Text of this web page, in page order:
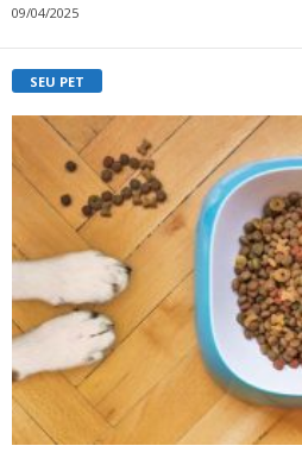
09/04/2025
SEU PET